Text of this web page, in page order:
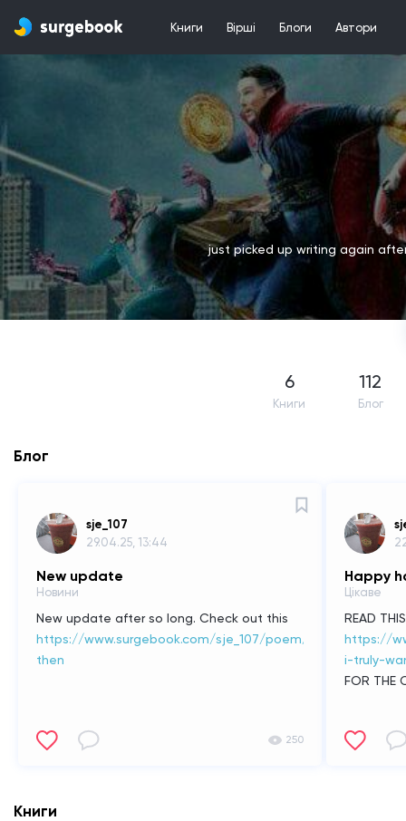
Книги Вірші Блоги Автори
just picked up writing again
6
Книги
112
Блог
Блог
sje_107
29.04.25, 13:44
New update
Новини
New update after so long. Check out this
https://www.surgebook.com/sje_107/poem/struggle-
then
250
Happy
Цікаве
READ
https://
i-truly-
FOR THE
Книги